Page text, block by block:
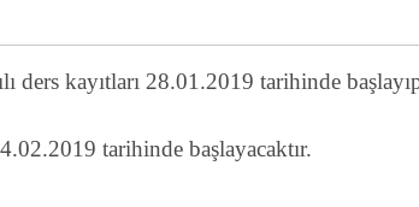
ders kayıtları 28.01.2019 tarihinde
tarihinde başlayacaktır.